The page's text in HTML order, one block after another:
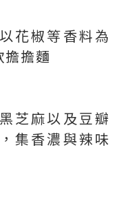
花椒等香料為
擔麵
芝麻以及豆瓣
集香濃與辣味